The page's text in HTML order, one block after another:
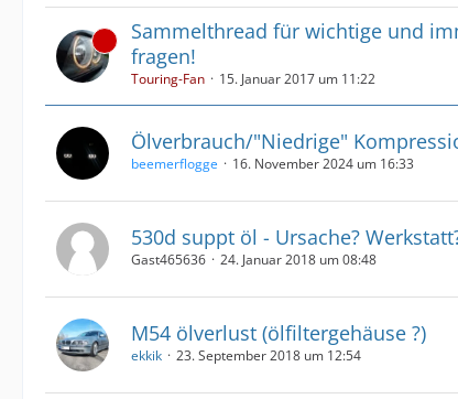
Sammelthread für wichtige und
fragen!
Touring-Fan 15. Januar 2017 um 11:22
Ölverbrauch/"Niedrige"
beemerflogge 16. November 2024 um 16:33
530d suppt öl - Ursache?
Gast465636 24. Januar 2018 um 08:48
M54 ölverlust (ölfiltergehäuse ?)
ekkik 23. September 2018 um 12:54